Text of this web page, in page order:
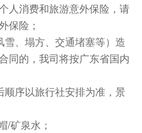
人消费和旅游意外保险，请
保险；
、塌方、交通堵塞等）造
同的，我司将按广东省国内
序以旅行社安排为准，景
/矿泉水；